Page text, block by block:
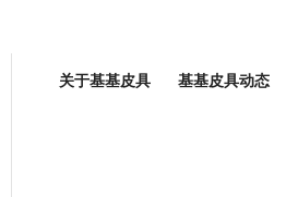
关于基基皮具 基基皮具动态